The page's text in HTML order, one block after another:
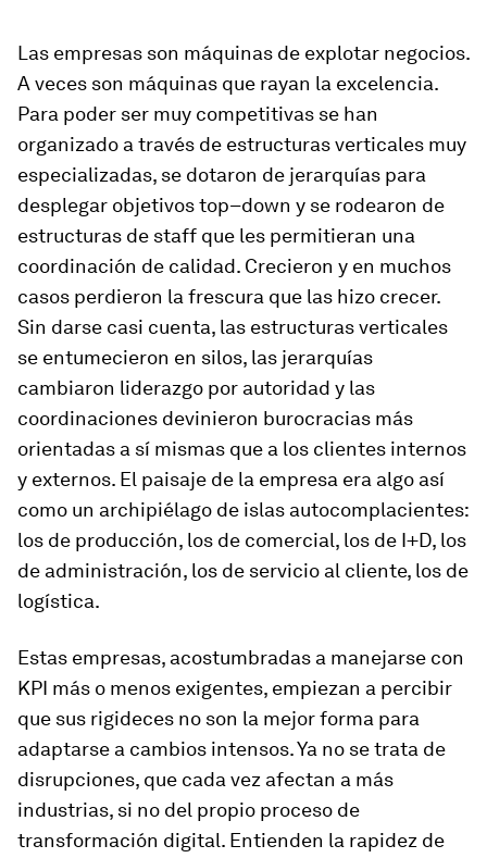
Las empresas son máquinas de explotar negocios.
A veces son máquinas que rayan la excelencia.
Para poder ser muy competitivas se han
organizado a través de estructuras verticales muy
especializadas, se dotaron de jerarquías para
desplegar objetivostop–down y se rodearon de
estructuras de staff que les permitieran una
coordinación de calidad. Crecieron y en muchos
casos perdieron la frescura que las hizo crecer.
Sin darse casi cuenta, las estructuras verticales
se entumecieron en silos, las jerarquías
cambiaron liderazgo por autoridad y las
coordinaciones devinieron burocracias más
orientadas a sí mismas que a los clientes internos
y externos. El paisaje de la empresa era algo así
como un archipiélago de islas autocomplacientes:
los de producción, los de comercial, los de I+D, los
de administración, los de servicio al cliente, los de
logística.
Estas empresas, acostumbradas a manejarse con
KPI más o menos exigentes, empiezan a percibir
que sus rigideces no son la mejor forma para
adaptarse a cambios intensos.Ya no se trata de
disrupciones, que cada vez afectan a más
industrias, si no del propio proceso de
transformación digital. Entienden la rapidez de